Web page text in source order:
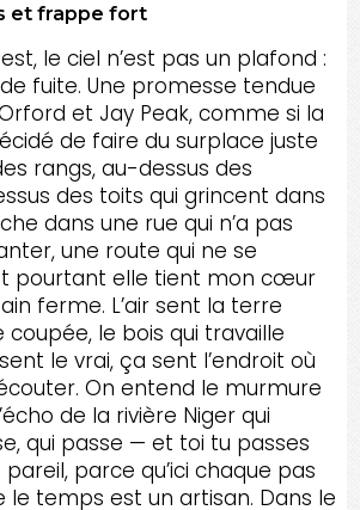
et frappe fort
le ciel n’est pas un plafond :
fuite. Une promesse tendue
et Jay Peak, comme si la
de faire du surplace juste
rangs, au-dessus des
des toits qui grincent dans
dans une rue qui n’a pas
une route qui ne se
pourtant elle tient mon cœur
ferme. L’air sent la terre
coupée, le bois qui travaille
le vrai, ça sent l’endroit où
On entend le murmure
de la rivière Niger qui
qui passe — et toi tu passes
parce qu’ici chaque pas
le temps est un artisan. Dans le